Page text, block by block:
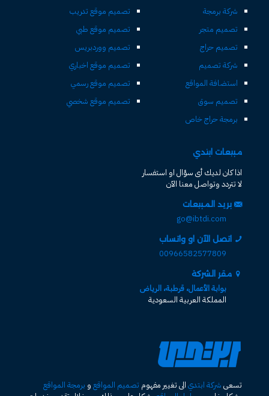
شركة برمجة
تصميم متجر
تصميم حراج
شركة تصميم
استضافة المواقع
تصميم سوق
برمجة حراج خاص
تصميم موقع تدريب
تصميم موقع طبي
تصميم ووردبريس
تصميم موقع اخباري
تصميم موقع رسمي
تصميم موقع شخصي
مبيعات ابتدي
اذا كان لديك أى سؤال او استفسار
لا تتردد وتواصل معنا الآن
بريد المبيعات
go@ibtdi.com
اتصل الآن او واتساب
00966582577809
مقر الشركة
بوابة الأعمال، قرطبة، الرياض
المملكة العربية السعودية
تسعى شركة ابتدي الى تغيير مفهوم تصميم المواقع و برمجة المواقع